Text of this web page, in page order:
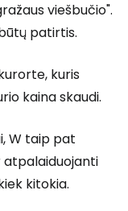
viešbučio".
patirtis.
kuris
kaina skaudi.
W taip pat
atpalaiduojanti
kitokia.